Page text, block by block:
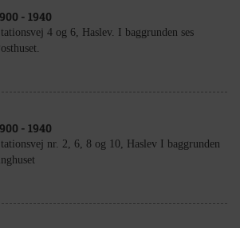
- 1940
4 og 6, Haslev. I baggrunden ses
- 1940
nr. 2, 6, 8 og 10, Haslev I baggrunden